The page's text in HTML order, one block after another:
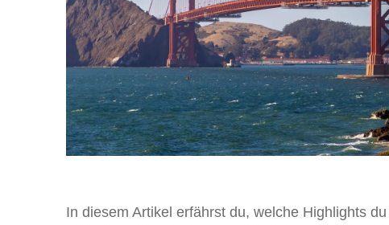
In diesem Artikel erfährst du, welche Highlights